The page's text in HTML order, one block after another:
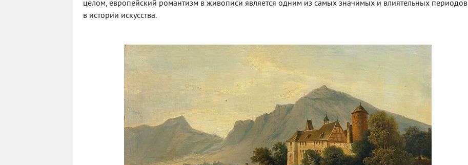
целом, европейский романтизм в живописи является одним из самых значимых и влиятельных периодов
в истории искусства.